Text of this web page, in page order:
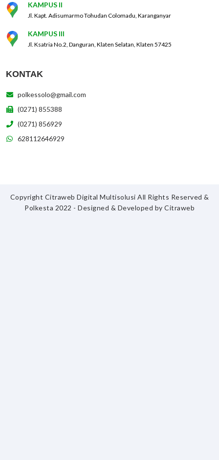
KAMPUS II
Jl. Kapt. Adisumarmo Tohudan Colomadu, Karanganyar
KAMPUS III
Jl. Ksatria No.2, Danguran, Klaten Selatan, Klaten 57425
KONTAK
polkessolo@gmail.com
(0271) 855388
(0271) 856929
628112646929
Copyright Citraweb Digital Multisolusi All Rights Reserved &
Polkesta 2022 - Designed & Developed by Citraweb